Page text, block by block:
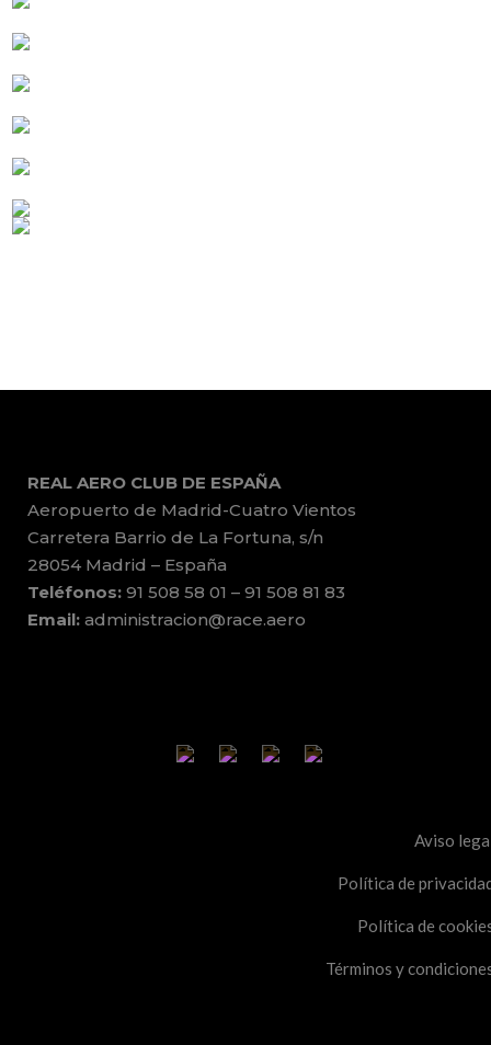
REAL AERO CLUB DE ESPAÑA
Aeropuerto de Madrid-Cuatro Vientos
Carretera Barrio de La Fortuna, s/n
28054 Madrid – España
Teléfonos: 91 508 58 01 – 91 508 81 83
Email: administracion@race.aero
Aviso
Política de
Política de
Términos y